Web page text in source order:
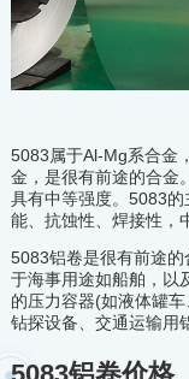
5083属于Al-Mg系合金
金，是很有前途的合金
具有中等强度。5083
能、抗蚀性、焊接性，
5083铝卷是很有前途
于海事用途如船舶，以
的压力容器(如液体罐
钻探设备、交通运输用